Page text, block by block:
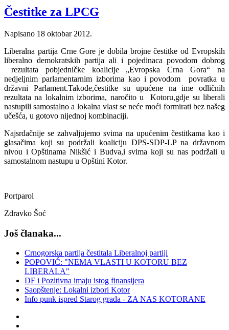
Čestitke za LPCG
Napisano 18 oktobar 2012.
Liberalna partija Crne Gore je dobila brojne čestitke od Evropskih
liberalno demokratskih partija ali i pojedinaca povodom dobrog
rezultata pobjedničke koalicije „Evropska Crna Gora“ na
nedjeljnim parlamentarnim izborima kao i povodom povratka u
državni Parlament.Takođe,čestitke su upućene na ime odličnih
rezultata na lokalnim izborima, naročito u Kotoru,gdje su liberali
nastupili samostalno a lokalna vlast se neće moći formirati bez našeg
učešća, u gotovo nijednoj kombinaciji.
Najsrdačnije se zahvaljujemo svima na upućenim čestitkama kao i
glasačima koji su podržali koaliciju DPS-SDP-LP na državnom
nivou i Opštinama Nikšić i Budva,i svima koji su nas podržali u
samostalnom nastupu u Opštini Kotor.
Portparol
Zdravko Šoć
Još članaka...
Crnogorska partija čestitala Liberalnoj partiji
POPOVIĆ: "NEMA VLASTI U KOTORU BEZ
LIBERALA"
DF i Pozitivna imaju istog finansijera
Saopštenje: Lokalni izbori Kotor
Info punk ispred Starog grada - ZA NAS KOTORANE